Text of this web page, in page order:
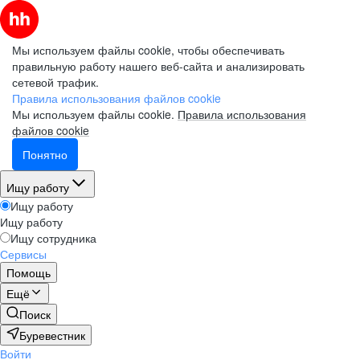
Мы используем файлы cookie, чтобы обеспечивать
правильную работу нашего веб-сайта и анализировать
сетевой трафик.
Правила использования файлов cookie
Мы используем файлы cookie. Правила использования
файлов cookie
Понятно
Ищу работу
Ищу работу
Ищу работу
Ищу сотрудника
Сервисы
Помощь
Ещё
Поиск
Буревестник
Войти